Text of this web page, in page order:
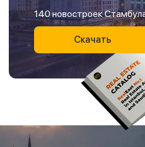
140 новостроек
Скачать